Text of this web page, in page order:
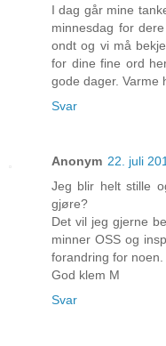
I dag går mine
minnesdag for
ondt og vi må
for dine fine ord
gode dager. Varme
Svar
Anonym 22. juli
Jeg blir helt stille
gjøre?
Det vil jeg gjerne
minner OSS og
forandring for
God klem M
Svar